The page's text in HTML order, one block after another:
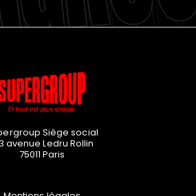
Siège social
avenue Ledru Rollin
75011 Paris